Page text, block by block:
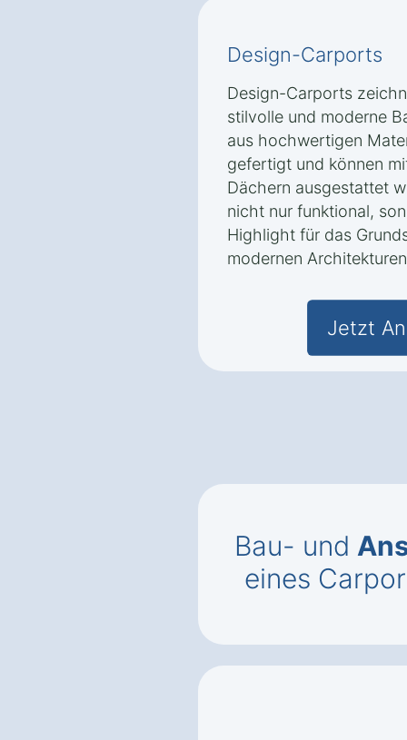
Design-Carports
Design-Carports
stilvolle und moderne
aus hochwertigen
gefertigt und können
Dächern ausgestattet
nicht nur funktional,
Highlight für das
modernen
Jetzt
Bau- und
eines